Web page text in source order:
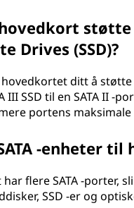
Drives (SSD)?
ditt å støtte
III SSD til en SATA II -
portens
-enheter
flere SATA -porter,
SSD -er og